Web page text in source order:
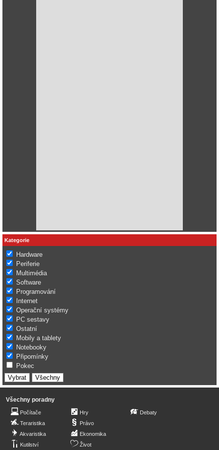
Kategorie
Hardware
Periferie
Multimédia
Software
Programování
Internet
Operační systémy
PC sestavy
Ostatní
Mobily a tablety
Notebooky
Připomínky
Pokec
Všechny poradny
Počítače
Teraristika
Akvaristika
Kutilství
Hry
Právo
Ekonomika
Život
Debaty